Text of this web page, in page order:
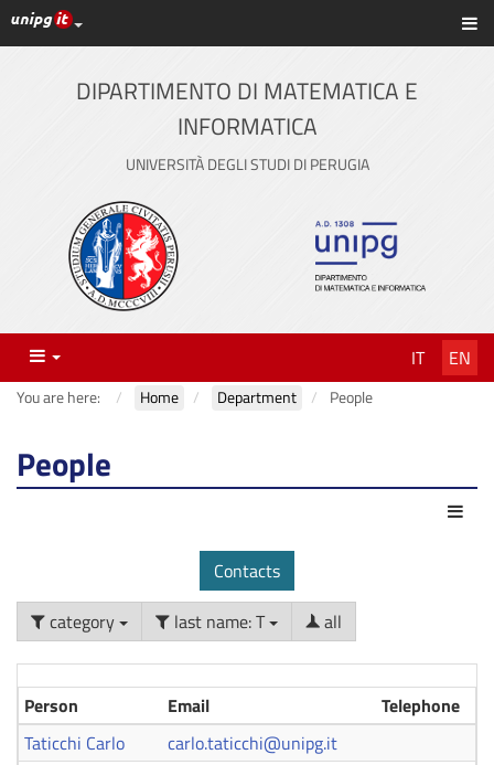
Skip
to
UniPG top links
DIPARTIMENTO DI MATEMATICA E
INFORMATICA
UNIVERSITÀ DEGLI STUDI DI PERUGIA
Menu IT EN
You are here: Home Department People
People
Contacts
category
last name: T all
Person Email
Telephone
Taticchi Carlo
carlo.taticchi@unipg.it